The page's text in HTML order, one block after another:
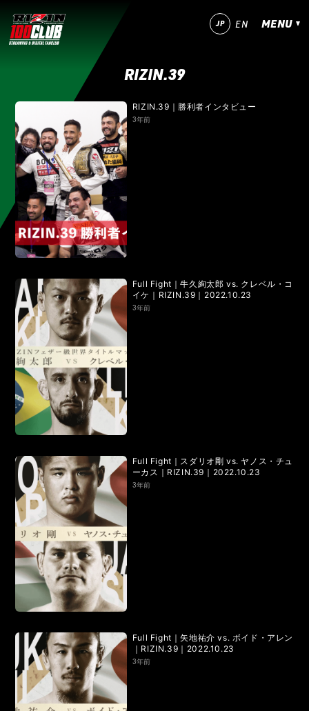
JP EN MENU
今すぐ登録！ ログイン
IZAの舞 SARABAの宴
RIZIN師走の超強者祭り
超RIZIN.4 真夏の喧嘩祭り
超RIZIN.2 超RIZIN
RIZIN.54 RIZIN.53 RIZIN.52 RIZIN.51
RIZIN.50 RIZIN DECADE【 雷神番外地 / RIZIN.49 】
RIZIN.48 RIZIN.47
RIZIN.44 RIZIN.43
RIZIN.40 RIZIN.39
RIZIN.32 RIZIN.31 RIZIN.30
RIZIN.28 RIZIN.27
RIZIN.24 RIZIN.23
RIZIN.20 RIZIN.19
RIZIN.10 RIZIN.9 RIZIN.8 RIZIN.7
RIZIN.5 RIZIN.4 RIZIN.3
RIZIN.39
RIZIN.39｜勝利者インタビュー
3年前
Full Fight｜牛久絢太郎 vs. クレベル・コ
イケ｜RIZIN.39｜2022.10.23
3年前
Full Fight｜スダリオ剛 vs. ヤノス・チュ
ーカス｜RIZIN.39｜2022.10.23
3年前
Full Fight｜矢地祐介 vs. ボイド・アレン
｜RIZIN.39｜2022.10.23
3年前